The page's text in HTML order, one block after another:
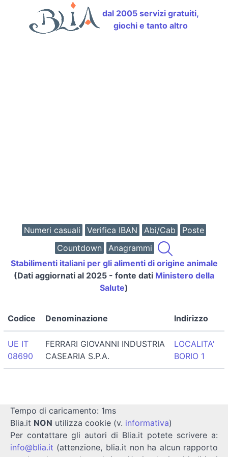
dal 2005 servizi gratuiti,
giochi e tanto altro
Numeri casuali Verifica IBAN Abi/Cab
Poste
Countdown
Anagrammi
Stabilimenti italiani per gli alimenti di origine animale
(Dati aggiornati al 2025 - fonte dati Ministero della
Salute)
Codice Denominazione Indirizzo
UE IT
08690
FERRARI GIOVANNI INDUSTRIA
CASEARIA S.P.A.
LOCALITA'
BORIO 1
Tempo di caricamento: 1ms
Blia.it NON utilizza cookie (v. informativa)
Per contattare gli autori di Blia.it potete scrivere a:
info@blia.it (attenzione, blia.it non ha alcun rapporto